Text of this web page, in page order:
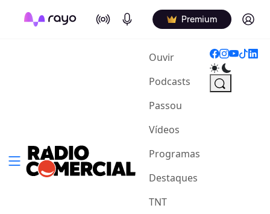
On Air Podcasts Premium Log in
Ouvir(current)
Podcasts
Passou
Vídeos
Programas
Destaques
TNT